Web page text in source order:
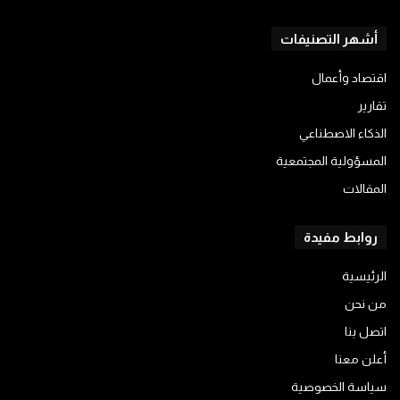
أشهر التصنيفات
اقتصاد وأعمال
تقارير
الذكاء الاصطناعي
المسؤولية المجتمعية
المقالات
روابط مفيدة
الرئيسية
من نحن
اتصل بنا
أعلن معنا
سياسة الخصوصية